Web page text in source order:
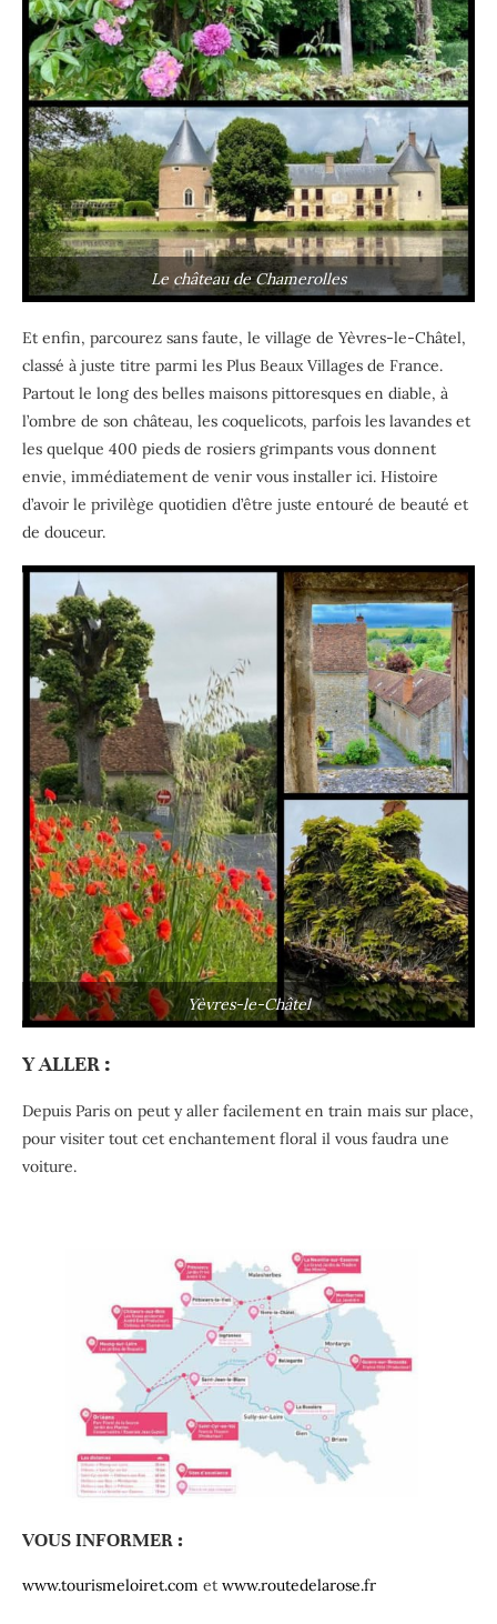
Le château de Chamerolles
Et enfin, parcourez sans faute, le village de Yèvres-le-Châtel,
classé à juste titre parmi les Plus Beaux Villages de France.
Partout le long des belles maisons pittoresques en diable, à
l’ombre de son château, les coquelicots, parfois les lavandes et
les quelque 400 pieds de rosiers grimpants vous donnent
envie, immédiatement de venir vous installer ici. Histoire
d’avoir le privilège quotidien d’être juste entouré de beauté et
de douceur.
Yèvres-le-Châtel
Y ALLER :
Depuis Paris on peut y aller facilement en train mais sur place,
pour visiter tout cet enchantement floral il vous faudra une
voiture.
VOUS INFORMER:
www.tourismeloiret.com et www.routedelarose.fr